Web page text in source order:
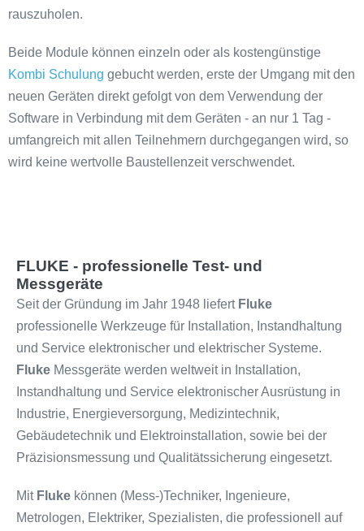
rauszuholen.
Beide Module können einzeln oder als kostengünstige
Kombi Schulung gebucht werden, erste der Umgang mit den
neuen Geräten direkt gefolgt von dem Verwendung der
Software in Verbindung mit dem Geräten - an nur 1 Tag -
umfangreich mit allen Teilnehmern durchgegangen wird, so
wird keine wertvolle Baustellenzeit verschwendet.
FLUKE - professionelle Test- und
Messgeräte
Seit der Gründung im Jahr 1948 liefert Fluke
professionelle Werkzeuge für Installation, Instandhaltung
und Service elektronischer und elektrischer Systeme.
Fluke Messgeräte werden weltweit in Installation,
Instandhaltung und Service elektronischer Ausrüstung in
Industrie, Energieversorgung, Medizintechnik,
Gebäudetechnik und Elektroinstallation, sowie bei der
Präzisionsmessung und Qualitätssicherung eingesetzt.
Mit Fluke können (Mess-)Techniker, Ingenieure,
Metrologen, Elektriker, Spezialisten, die professionell auf